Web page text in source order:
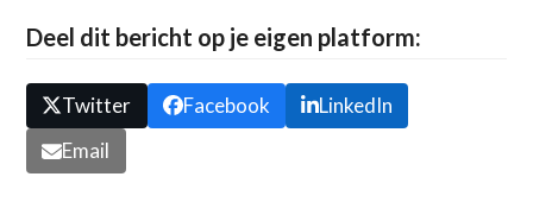
Deel dit bericht op je eigen platform:
Twitter Facebook
LinkedIn
Email